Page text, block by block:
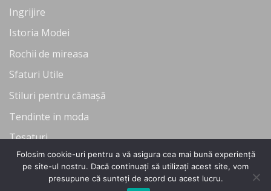
Ingrijire
Istoria Modei
Rochii de mireasa
Sfaturi Utile
Stiluri pentru cămașă
Tendinte in moda
Tesaturi
Uncategorized
Folosim cookie-uri pentru a vă asigura cea mai bună experiență
pe site-ul nostru. Dacă continuați să utilizați acest site, vom
presupune că sunteți de acord cu acest lucru.